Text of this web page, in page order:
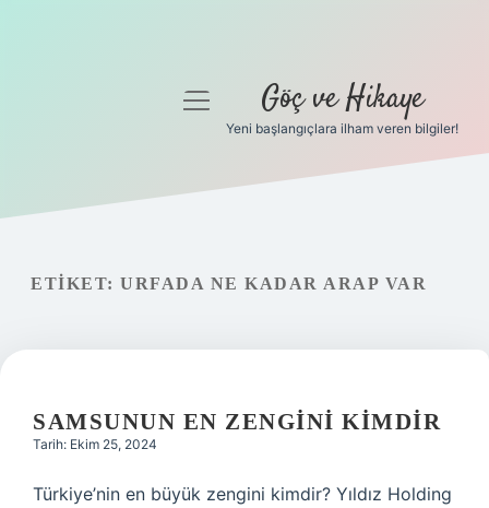
Gizlilik Politikası
menüyü
Göç ve Hikaye
Yeni başlangıçlara ilham veren bilgiler!
ETIKET: URFADA NE KADAR ARAP VAR
SAMSUNUN EN ZENGINI KIMDIR
Tarih: Ekim 25, 2024
Türkiye’nin en büyük zengini kimdir? Yıldız Holding